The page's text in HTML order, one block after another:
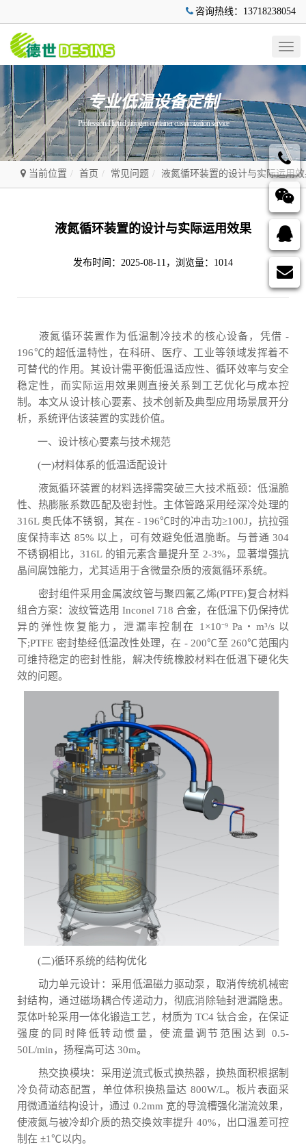
咨询热线：13718238054
专业低温设备定制
Professional liquid nitrogen container customization service
当前位置 首页 常见问题 液氮循环装置的设计与实际运用
液氮循环装置的设计与实际运用效果
发布时间：2025-08-11，浏览量：1014
液氮循环装置作为低温制冷技术的核心设备，凭借 -
196℃的超低温特性，在科研、医疗、工业等领域发挥着不
可替代的作用。其设计需平衡低温适应性、循环效率与安全
稳定性，而实际运用效果则直接关系到工艺优化与成本控
制。本文从设计核心要素、技术创新及典型应用场景展开分
析，系统评估该装置的实践价值。
一、设计核心要素与技术规范
(一)材料体系的低温适配设计
液氮循环装置的材料选择需突破三大技术瓶颈：低温脆
性、热膨胀系数匹配及密封性。主体管路采用经深冷处理的
316L 奥氏体不锈钢，其在 - 196℃时的冲击功≥100J，抗拉强
度保持率达 85% 以上，可有效避免低温脆断。与普通 304
不锈钢相比，316L 的钼元素含量提升至 2-3%，显著增强抗
晶间腐蚀能力，尤其适用于含微量杂质的液氮循环系统。
密封组件采用金属波纹管与聚四氟乙烯(PTFE)复合材料
组合方案：波纹管选用 Inconel 718 合金，在低温下仍保持优
异的弹性恢复能力，泄漏率控制在 1×10⁻⁹ Pa・m³/s 以
下;PTFE 密封垫经低温改性处理，在 - 200℃至 260℃范围内
可维持稳定的密封性能，解决传统橡胶材料在低温下硬化失
效的问题。
(二)循环系统的结构优化
动力单元设计：采用低温磁力驱动泵，取消传统机械密
封结构，通过磁场耦合传递动力，彻底消除轴封泄漏隐患。
泵体叶轮采用一体化锻造工艺，材质为 TC4 钛合金，在保证
强度的同时降低转动惯量，使流量调节范围达到 0.5-
50L/min，扬程高可达 30m。
热交换模块：采用逆流式板式换热器，换热面积根据制
冷负荷动态配置，单位体积换热量达 800W/L。板片表面采
用微通道结构设计，通过 0.2mm 宽的导流槽强化湍流效果，
使液氮与被冷却介质的热交换效率提升 40%，出口温差可控
制在 ±1℃以内。